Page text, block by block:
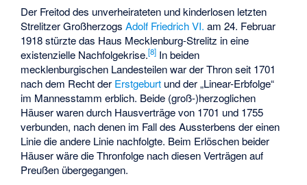
Der Freitod des unverheirateten und kinderlosen letzten
Strelitzer GroßherzogsAdolf Friedrich VI. am 24. Februar
1918 stürzte das Haus Mecklenburg-Strelitz in eine
existenzielle Nachfolgekrise.[8] In beiden
mecklenburgischen Landesteilen war der Thron seit 1701
nach dem Recht der Erstgeburt und der „Linear-Erbfolge“
im Mannesstamm erblich. Beide (groß-)herzoglichen
Häuser waren durch Hausverträge von 1701 und 1755
verbunden, nach denen im Fall des Aussterbens der einen
Linie die andere Linie nachfolgte. Beim Erlöschen beider
Häuser wäre die Thronfolge nach diesen Verträgen auf
Preußen übergegangen.